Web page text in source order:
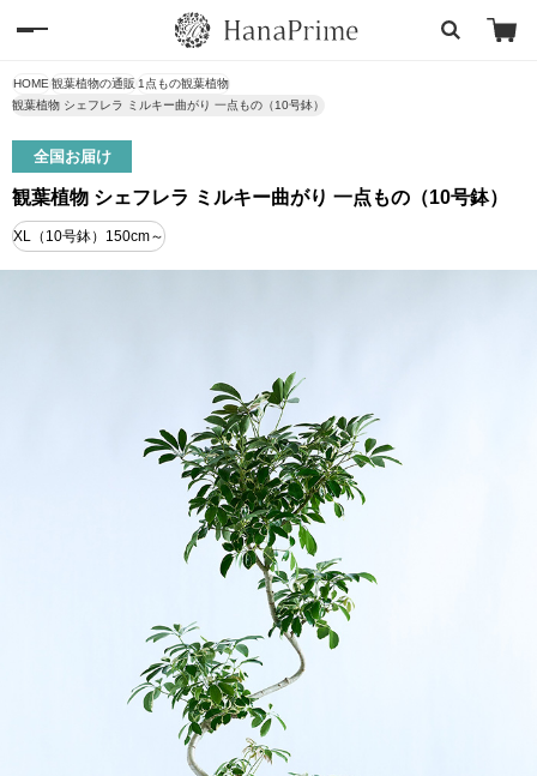
HOME 観葉植物の通販 1点もの観葉植物
観葉植物 シェフレラ ミルキー曲がり 一点もの（10号鉢）
全国お届け
観葉植物 シェフレラ ミルキー曲がり 一点もの（10号鉢）
XL（10号鉢）150cm～